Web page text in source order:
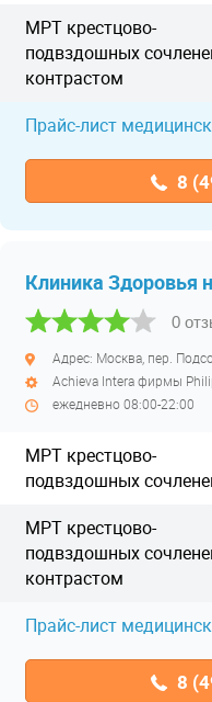
МРТ крестцово-
подвздошных
контрастом
Прайс-лист
8
Клиника Здоровья
0
Адрес: Москва, пер.
Achieva Intera фирмы
ежедневно 08:00-22:00
МРТ крестцово-
подвздошных
МРТ крестцово-
подвздошных
контрастом
Прайс-лист
8